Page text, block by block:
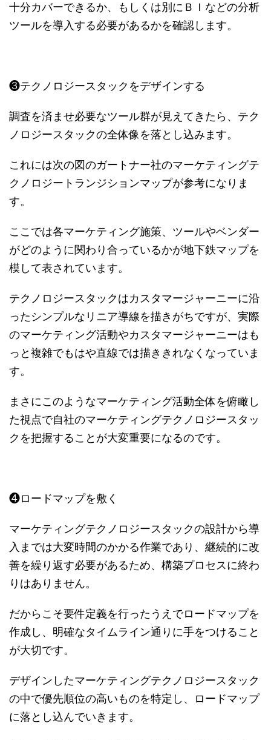
十分カバーできるか、もしくは別にＢＩなどの分析
ツールを導入する必要があるかを確認します。
❸テクノロジースタックをデザインする
調査を済ませ必要なツール群が見えてきたら、テク
ノロジースタックの全体像を落とし込みます。
これには次の図のガートナー社のマーケティングテ
クノロジートランジションマップが参考になりま
す。
ここでは各マーケティング施策、ツールやベンダー
がどのように関わり合っているかが地下鉄マップを
模して表されています。
テクノロジースタックはカスタマージャーニーに沿
ったシンプルなリニア導線を描きがちですが、実際
のマーケティング活動やカスタマージャーニーはも
っと複雑でもはや直線では描ききれなくなっていま
す。
まさにこのようなマーケティング活動全体を俯瞰し
た視点で自社のマーケティングテクノロジースタッ
クを把握することが大変重要になるのです。
❹ロードマップを敷く
マーケティングテクノロジースタックの設計から導
入までは大変時間のかかる作業であり、継続的に改
善を繰り返す必要があるため、構築プロセスに終わ
りはありません。
だからこそ要件定義を行ったうえでロードマップを
作成し、明確なタイムライン通りに手をつけること
が大切です。
デザインしたマーケティングテクノロジースタック
の中で優先順位の高いものを特定し、ロードマップ
に落とし込んでいきます。